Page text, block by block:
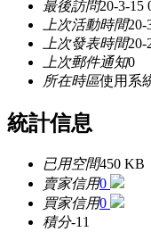
最後訪問20-3-15
上次活動時間20-
上次發表時間20-
上次郵件通知0
所在時區使用系
統計信息
已用空間450 KB
賣家信用0
買家信用0
積分-11